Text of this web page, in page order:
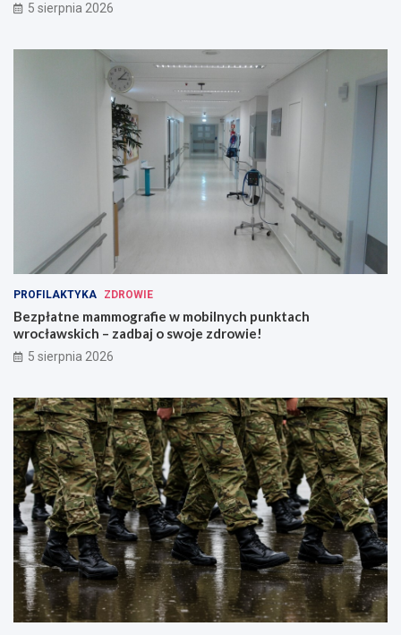
5 sierpnia 2026
PROFILAKTYKA ZDROWIE
Bezpłatne mammografie w mobilnych punktach
wrocławskich – zadbaj o swoje zdrowie!
5 sierpnia 2026